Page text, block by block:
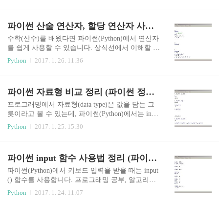
면 ..
파이썬 산술 연산자, 할당 연산자 사용법 정리
수학(산수)를 배웠다면 파이썬(Python)에서 연산자
를 쉽게 사용할 수 있습니다. 상식선에서 이해할 수
있는 내용은 생략하고 특징적인 내용들만 정리해
보겠습니다. 파이썬 산술연산자더하기(+)실수(floa
문자열과 리스트, 튜플 등도 더하기 연산이 가능하
다. 빼기(-)실수를 빼기할 때 오차가 발생할 수 있
다. 곱하기(*)숫자뿐만 아니라 문자열, 리스트 등도
결과는 실수형(float)이다. 몫(//)나머지는 버리고 몫
== 0) 제곱(**)파이썬은 제곱 연산..
Python 2017. 1. 26. 11:36
파이썬 자료형 비교 정리 (파이썬 정수, 실수, 불, 문자열, 리스트, 튜플, 집합, 사전)
프로그래밍에서 자료형(data type)은 값을 담는 그
릇이라고 볼 수 있는데, 파이썬(Python)에서는 int
(정수), float(실수), complex(복소수), bool(불), str
(문자열), list(리스트), tuple(튜플), set(집합, 셋), dic
로 구분하기도 합니다. 수치자료형 - int, float, com
plex 불자료형 - bool (True or False) 군집자료형 - st
r, list, tuple, tuple, set, dict 이름처럼 수치자료형은
형은 여러 데이터를 저장할 수 있습니다. 그럼 하나
Python 2017. 1. 25. 15:30
파이썬 input 함수 사용법 정리 (파이썬 키보드 입력)
파이썬(Python)에서 키보드 입력을 받을 때는 input
() 함수를 사용합니다. 프로그래밍 공부, 알고리즘
학습에 반드시 필요한 함수이니 이번 기회에 자세
히 알아보겠습니다. 입력s = input()print(s)s = input
Python 2017. 1. 24. 11:07